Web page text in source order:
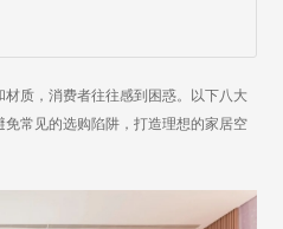
质，消费者往往感到困惑。以下八大
常见的选购陷阱，打造理想的家居空